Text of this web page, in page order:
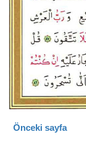
Önceki sayfa